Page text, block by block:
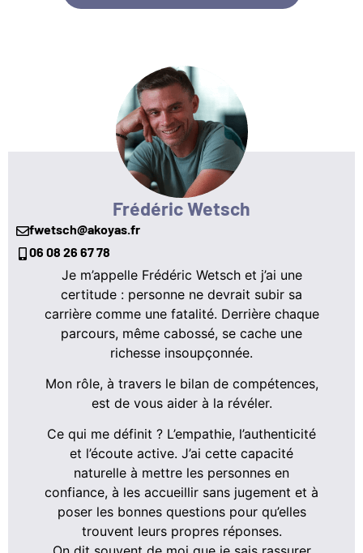
Frédéric Wetsch
fwetsch@akoyas.fr
06 08 26 67 78
Je m’appelle Frédéric Wetsch et j’ai une
certitude : personne ne devrait subir sa
carrière comme une fatalité. Derrière chaque
parcours, même cabossé, se cache une
richesse insoupçonnée.
Mon rôle, à travers le bilan de compétences,
est de vous aider à la révéler.
Ce qui me définit ? L’empathie, l’authenticité
et l’écoute active. J’ai cette capacité
naturelle à mettre les personnes en
confiance, à les accueillir sans jugement et à
poser les bonnes questions pour qu’elles
trouvent leurs propres réponses.